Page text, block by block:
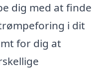
dig med at finde
i dit
for dig at